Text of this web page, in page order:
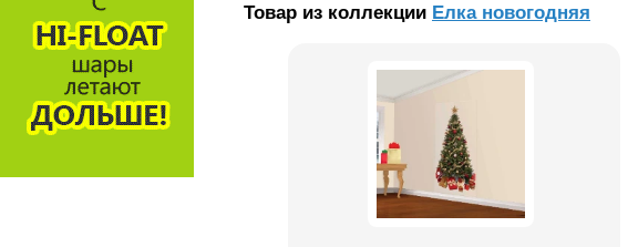
Товар из коллекции Елка новогодняя